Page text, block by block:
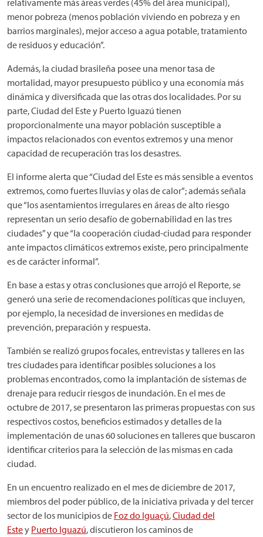
relativamente más áreas verdes (45% del área municipal),
menor pobreza (menos población viviendo en pobreza y en
barrios marginales), mejor acceso a agua potable, tratamiento
de residuos y educación”.
Además, la ciudad brasileña posee una menor tasa de
mortalidad, mayor presupuesto público y una economía más
dinámica y diversificada que las otras dos localidades. Por su
parte, Ciudad del Este y Puerto Iguazú tienen
proporcionalmente una mayor población susceptible a
impactos relacionados con eventos extremos y una menor
capacidad de recuperación tras los desastres.
El informe alerta que “Ciudad del Este es más sensible a eventos
extremos, como fuertes lluvias y olas de calor”; además señala
que “los asentamientos irregulares en áreas de alto riesgo
representan un serio desafío de gobernabilidad en las tres
ciudades” y que “la cooperación ciudad-ciudad para responder
ante impactos climáticos extremos existe, pero principalmente
es de carácter informal”.
En base a estas y otras conclusiones que arrojó el Reporte, se
generó una serie de recomendaciones políticas que incluyen,
por ejemplo, la necesidad de inversiones en medidas de
prevención, preparación y respuesta.
También se realizó grupos focales, entrevistas y talleres en las
tres ciudades para identificar posibles soluciones a los
problemas encontrados, como la implantación de sistemas de
drenaje para reducir riesgos de inundación. En el mes de
octubre de 2017, se presentaron las primeras propuestas con sus
respectivos costos, beneficios estimados y detalles de la
implementación de unas 60 soluciones en talleres que buscaron
identificar criterios para la selección de las mismas en cada
ciudad.
En un encuentro realizado en el mes de diciembre de 2017,
miembros del poder público, de la iniciativa privada y del tercer
sector de los municipios de Foz do Iguaçú,Ciudad del
Estey Puerto Iguazú, discutieron los caminos de